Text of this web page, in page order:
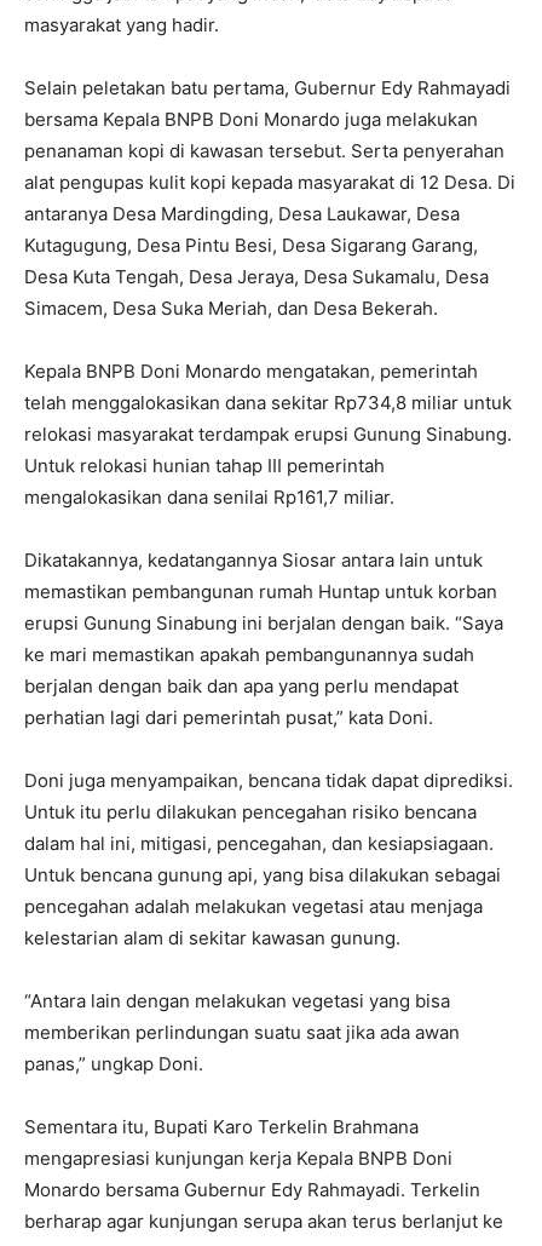
masyarakat yang hadir.
Selain peletakan batu pertama, Gubernur Edy Rahmayadi
bersama Kepala BNPB Doni Monardo juga melakukan
penanaman kopi di kawasan tersebut. Serta penyerahan
alat pengupas kulit kopi kepada masyarakat di 12 Desa. Di
antaranya Desa Mardingding, Desa Laukawar, Desa
Kutagugung, Desa Pintu Besi, Desa Sigarang Garang,
Desa Kuta Tengah, Desa Jeraya, Desa Sukamalu, Desa
Simacem, Desa Suka Meriah, dan Desa Bekerah.
Kepala BNPB Doni Monardo mengatakan, pemerintah
telah menggalokasikan dana sekitar Rp734,8 miliar untuk
relokasi masyarakat terdampak erupsi Gunung Sinabung.
Untuk relokasi hunian tahap III pemerintah
mengalokasikan dana senilai Rp161,7 miliar.
Dikatakannya, kedatangannya Siosar antara lain untuk
memastikan pembangunan rumah Huntap untuk korban
erupsi Gunung Sinabung ini berjalan dengan baik. “Saya
ke mari memastikan apakah pembangunannya sudah
berjalan dengan baik dan apa yang perlu mendapat
perhatian lagi dari pemerintah pusat,” kata Doni.
Doni juga menyampaikan, bencana tidak dapat diprediksi.
Untuk itu perlu dilakukan pencegahan risiko bencana
dalam hal ini, mitigasi, pencegahan, dan kesiapsiagaan.
Untuk bencana gunung api, yang bisa dilakukan sebagai
pencegahan adalah melakukan vegetasi atau menjaga
kelestarian alam di sekitar kawasan gunung.
“Antara lain dengan melakukan vegetasi yang bisa
memberikan perlindungan suatu saat jika ada awan
panas,” ungkap Doni.
Sementara itu, Bupati Karo Terkelin Brahmana
mengapresiasi kunjungan kerja Kepala BNPB Doni
Monardo bersama Gubernur Edy Rahmayadi. Terkelin
berharap agar kunjungan serupa akan terus berlanjut ke